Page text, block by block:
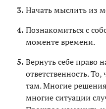
Начать мыслить из
Познакомиться с
моменте времени.
Вернуть себе право
ответственность. То,
там. Многие
многие ситуации